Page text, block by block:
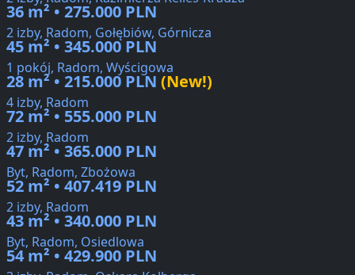
36 m² • 275.000 PLN
2 izby, Radom, Gołębiów, Górnicza
45 m² • 345.000 PLN
1 pokój, Radom, Wyścigowa
28 m² • 215.000 PLN (New!)
4 izby, Radom
72 m² • 555.000 PLN
2 izby, Radom
47 m² • 365.000 PLN
Byt, Radom, Zbożowa
52 m² • 407.419 PLN
2 izby, Radom
43 m² • 340.000 PLN
Byt, Radom, Osiedlowa
54 m² • 429.900 PLN